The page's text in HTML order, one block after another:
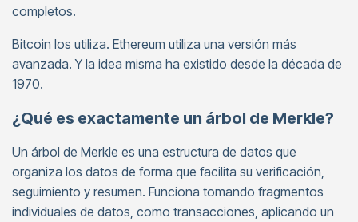
completos.
Bitcoin los utiliza. Ethereum utiliza una versión más
avanzada. Y la idea misma ha existido desde la década de
1970.
¿Qué es exactamente un árbol de Merkle?
Un árbol de Merkle es una estructura de datos que
organiza los datos de forma que facilita su verificación,
seguimiento y resumen. Funciona tomando fragmentos
individuales de datos, como transacciones, aplicando un